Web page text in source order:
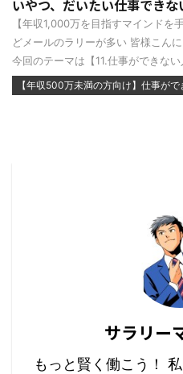
いやつ、だいたい仕事できな
【年収1,000万を目指すマインドを
どメールのラリーが多い 皆様こん
今回のテーマは【11.仕事ができな
【年収500万未満の方向け】仕事が
サラリー
もっと賢く働こう！